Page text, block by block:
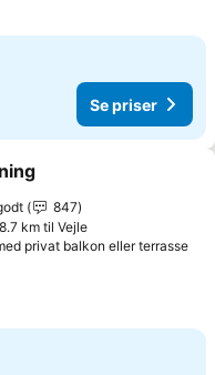
Se priser
847
km til Vejle
privat balkon eller terrasseSe